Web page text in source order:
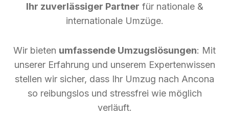
Ihr zuverlässiger Partner für nationale &
internationale Umzüge.
Wir bieten umfassende Umzugslösungen: Mit
unserer Erfahrung und unserem Expertenwissen
stellen wir sicher, dass Ihr Umzug nach Ancona
so reibungslos und stressfrei wie möglich
verläuft.